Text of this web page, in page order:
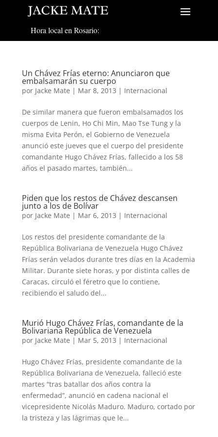
Hora local en Rosario:
Un Chávez Frías eterno: Anunciaron que
embalsamarán su cuerpo
por Jacke Mate | Mar 8, 2013 | Internacional
De similar manera que fueron embalsamados los
cuerpos de Lenin, Ho Chi Min, Mao Tse Tung y la
misma Evita Perón, el Gobierno de Venezuela
anunció este jueves que el cuerpo del presidente
comandante Hugo Chávez Frías, fallecido a los 58
años el pasado martes, también...
Piden que los restos de Chávez descansen
junto a los de Bolívar
por Jacke Mate | Mar 6, 2013 | Internacional
Los restos del presidente comandante de la
República Bolivariana de Venezuela Hugo Chávez
Frías serán velados durante tres días en la Academia
Militar. Durante siete horas, y por distinta calles de
Caracas, circuló el féretro que lo contiene,
recibiendo el saludo del...
Murió Hugo Chávez Frías, comandante de la
Bolivariana República de Venezuela
por Jacke Mate | Mar 5, 2013 | Internacional
Hugo Chávez Frías, presidente comandante de la
República Bolivariana de Venezuela, falleció este
martes “tras batallar dos años contra la
enfermedad”, anunció en cadena nacional el
vicepresidente Nicolás Maduro. Maduro, cortado por
la tristeza y las lágrimas que le...